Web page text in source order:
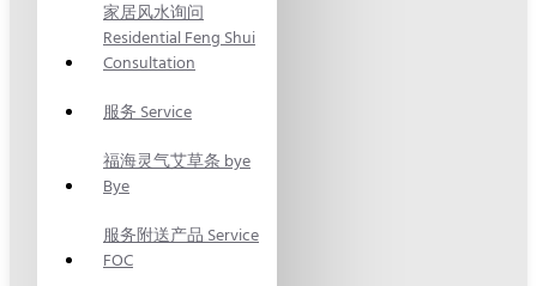
家居风水询问
Residential Feng Shui
Consultation
服务 Service
福海灵气艾草条 bye
Bye
服务附送产品 Service
FOC